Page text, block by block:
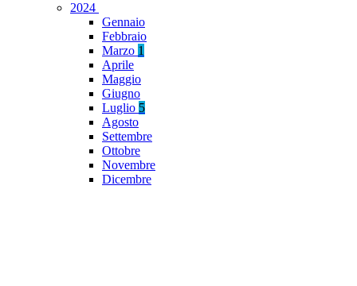
2024
Gennaio
Febbraio
Marzo 1
Aprile
Maggio
Giugno
Luglio 5
Agosto
Settembre
Ottobre
Novembre
Dicembre